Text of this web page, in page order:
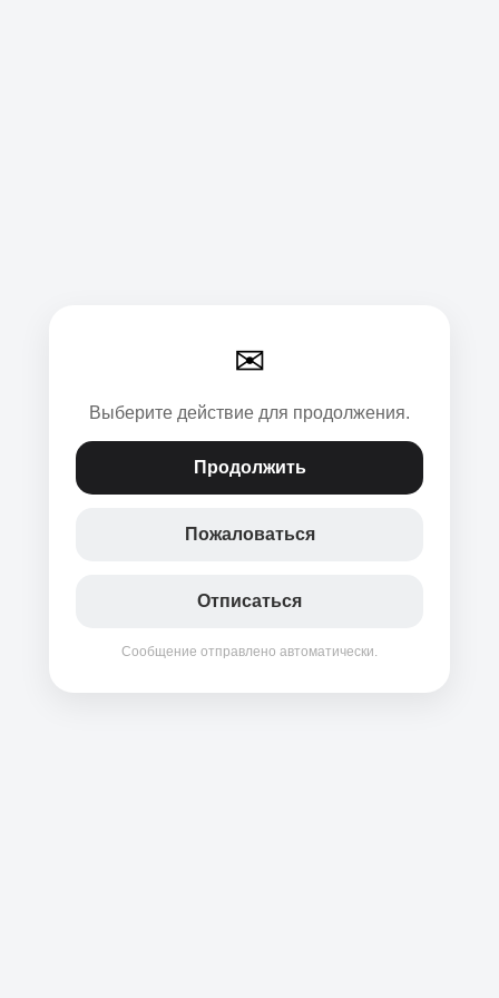
✉
Выберите действие для продолжения.
Продолжить
Пожаловаться
Отписаться
Сообщение отправлено автоматически.